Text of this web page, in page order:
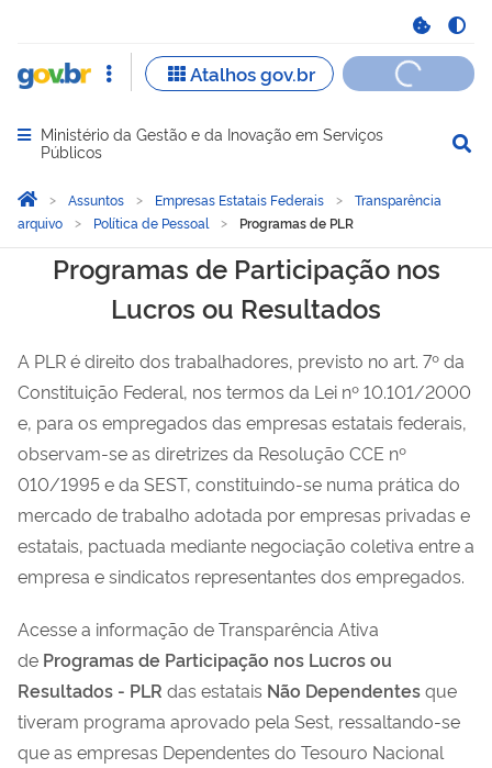
Abrir menu principal de navegação
Ministério da Gestão e da Inovação em Serviços
Públicos
Você está aqui:
Página Inicial
Assuntos Empresas Estatais Federais
Transparência
arquivo
Política de Pessoal Programas de PLR
Programas de PLR
Programas de Participação nos
Lucros ou Resultados
A PLR é direito dos trabalhadores, previsto no art. 7º da
Constituição Federal, nos termos da Lei nº 10.101/2000
e, para os empregados das empresas estatais federais,
observam-se as diretrizes da Resolução CCE nº
010/1995 e da SEST, constituindo-se numa prática do
mercado de trabalho adotada por empresas privadas e
estatais, pactuada mediante negociação coletiva entre a
empresa e sindicatos representantes dos empregados.
Acesse a informação de Transparência Ativa
de Programas de Participação nos Lucros ou
Resultados - PLR das estatais Não Dependentesque
tiveram programa aprovado pela Sest, ressaltando-se
que as empresas Dependentes do Tesouro Nacional